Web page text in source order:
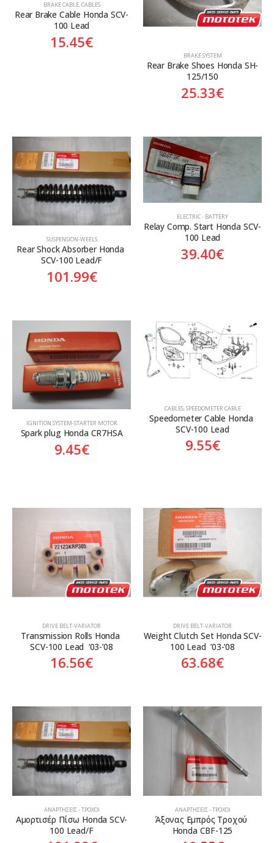
BRAKE CABLE,CABLES
Rear Brake Cable Honda SCV-
100 Lead
15.45€
BRAKE SYSTEM
Rear Brake Shoes Honda SH-
125/150
25.33€
SUSPENSION-WEELS
Rear Shock Absorber Honda
SCV-100 Lead/F
101.99€
ELECTRIC - BATTERY
Relay Comp. Start Honda SCV-
100 Lead
39.40€
ΙGNITION SYSTEM-STARTER MOTOR
Spark plug Honda CR7HSA
9.45€
CABLES,SPEEDOMETER CABLE
Speedometer Cable Honda
SCV-100 Lead
9.55€
DRIVE BELT-VARIATOR
Transmission Rolls Honda
SCV-100 Lead  ’03-’08
16.56€
DRIVE BELT-VARIATOR
Weight Clutch Set Honda SCV-
100 Lead  ’03-’08
63.68€
ΑΝΑΡΤΉΣΕΙΣ - ΤΡΟΧΟΊ
Αμορτισέρ Πίσω Honda SCV-
100 Lead/F
ΑΝΑΡΤΉΣΕΙΣ - ΤΡΟΧΟΊ
Άξονας Εμπρός Τροχού
Honda CBF-125